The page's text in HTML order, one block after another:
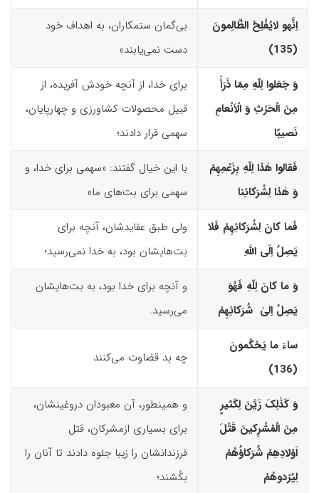
اِنَّهو لایُفْلِحُ الظّالِمونَ
(135)‏
بی‌گمان ستمکاران، به اهداف خود
دست نمی‌یابند»
وَ جَعَلوا لِلّهِ مِمّا ذَرَأَ
مِنَ الْحَرْثِ وَ الْاَنْعامِ
نَصیبًا
برای خدا، از آنچه خودش آفریده، از
قبیل محصولات کشاورزی و چهارپایان،
سهمی قرار دادند؛
فَقالوا هٰذا لِلّهِ بِزَعْمِهِمْ
وَ هٰذا لِشُرَکائِنا
با این خیال گفتند: «سهمی برای خدا، و
سهمی برای بت‌های­ ما»
فَما کانَ لِشُرَکائِهِمْ فَلا
یَصِلُ اِلَى اللّهِ
ولی طبق عقایدشان، آنچه برای
بت‌هایشان بود، به خدا نمی‌رسید؛
وَ ما کانَ لِلّهِ فَهُوَ
یَصِلُ اِلیٰ شُرَکائِهِمْ
و آنچه برای خدا بود، به بت‌هایشان
می‌رسید.
ساءَ ما یَحْکُمونَ
(136)‏
چه بد قضاوت می‌کنند
وَ کَذٰلِکَ زَیَّنَ لِکَثیرٍ
مِنَ الْمُشْرِکینَ قَتْلَ
اَوْلادِهِمْ شُرَکاؤُهُمْ
لِیُرْدوهُمْ
و همینطور، آن معبودان دروغینشان،
برای بسیاری ازمشرکان، قتل
فرزندانشان را زیبا جلوه دادند تا آنان را
بکُشند؛